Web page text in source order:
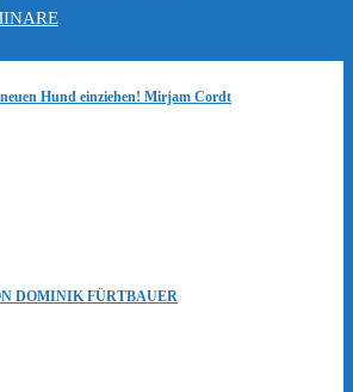
Hund einziehen! Mirjam Cordt
DOMINIK FÜRTBAUER